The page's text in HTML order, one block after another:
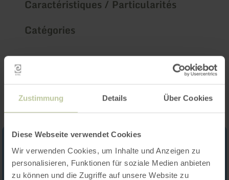
Zustimmung Details Über Cookies
Diese Webseite verwendet Cookies
Wir verwenden Cookies, um Inhalte und Anzeigen zu
personalisieren, Funktionen für soziale Medien anbieten
zu können und die Zugriffe auf unsere Website zu
Caractéristiques / Particularités
Catégories
Impressions